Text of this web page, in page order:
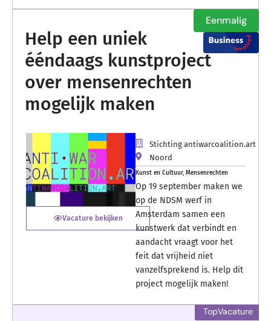
Eenmalig
Help een uniek
ééndaags kunstproject
over mensenrechten
mogelijk maken
Vacature bekijken
Stichting antiwarcoalition.art
Noord
Kunst en Cultuur, Mensenrechten
Op 19 september maken we
op de NDSM werf in
Amsterdam samen een
kunstwerk dat verbindt en
aandacht vraagt voor het
feit dat vrijheid niet
vanzelfsprekend is. Help dit
project mogelijk maken!